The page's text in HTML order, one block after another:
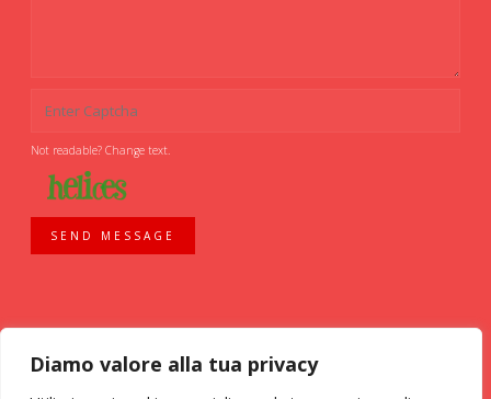
Diamo valore alla tua privacy
Not readable? Change text.
SEND MESSAGE